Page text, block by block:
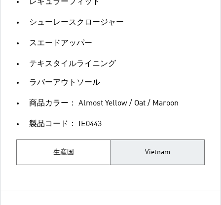
レギュラーフィット
シューレースクロージャー
スエードアッパー
テキスタイルライニング
ラバーアウトソール
商品カラー： Almost Yellow / Oat / Maroon
製品コード： IE0443
生産国 Vietnam